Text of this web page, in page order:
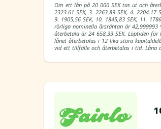
Om ett lån på 20 000 SEK tas ut och
2323.61 SEK, 3. 2263.89 SEK, 4. 2204.17
9. 1905,56 SEK, 10. 1845,83 SEK, 11.
rörliga nominella årsräntan är
återbetala är 24 658,33 SEK. Löptiden
lånet återbetalas i 12 lika stora
vid ett tillfälle och återbetalas i tid. Låna